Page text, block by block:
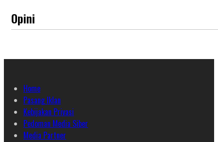
Opini
Home
Pasang Iklan
Kebijakan Privasi
Pedoman Media Siber
Media Partner